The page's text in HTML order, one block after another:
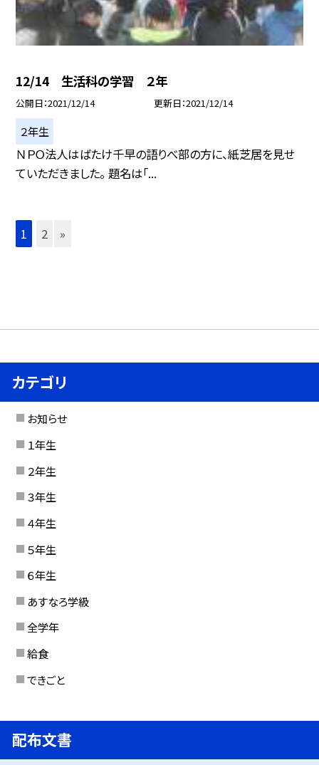
12/14 生活科の学習 ２年
公開日 2021/12/14 更新日 2021/12/14
２年生
ＮＰＯ法人はばたけ千早の語りべ部の方に、紙芝居を見せ
ていただきました。 題名は「...
1 2 »
カテゴリ
お知らせ
１年生
２年生
３年生
４年生
５年生
６年生
あすなろ学級
全学年
給食
できごと
配布文書